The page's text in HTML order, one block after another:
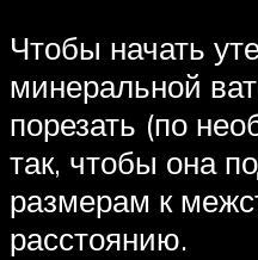
Чтобы начать
минеральной
порезать (по
так, чтобы она
размерам к
расстоянию.